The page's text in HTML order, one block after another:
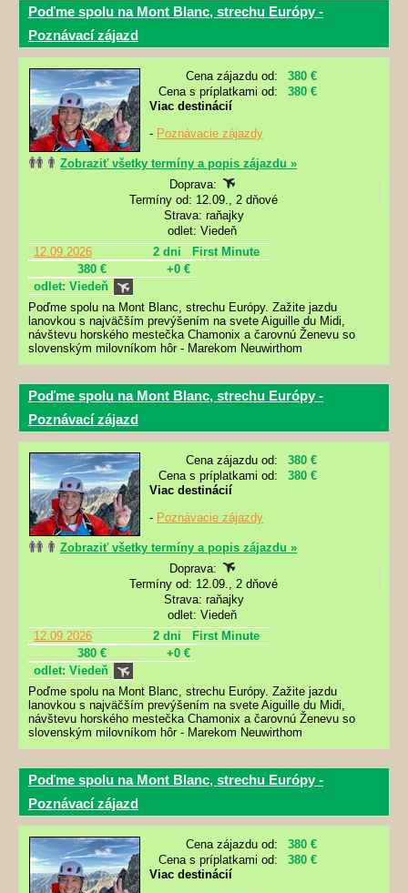
Poďme spolu na Mont Blanc, strechu Európy -
Poznávací zájazd
Cena zájazdu od:
380 €
Cena s príplatkami od:
380 €
Viac destinácií
- Poznávacie zájazdy
Zobraziť všetky termíny a popis zájazdu »
Doprava:
Termíny od: 12.09., 2 dňové
Strava: raňajky
odlet: Viedeň
12.09.2026
2 dni
First Minute
380 €
+0 €
odlet: Viedeň
Poďme spolu na Mont Blanc, strechu Európy. Zažite jazdu
lanovkou s najväčším prevýšením na svete Aiguille du Midi,
návštevu horského mestečka Chamonix a čarovnú Ženevu so
slovenským milovníkom hôr - Marekom Neuwirthom
Poďme spolu na Mont Blanc, strechu Európy -
Poznávací zájazd
Cena zájazdu od:
380 €
Cena s príplatkami od:
380 €
Viac destinácií
- Poznávacie zájazdy
Zobraziť všetky termíny a popis zájazdu »
Doprava:
Termíny od: 12.09., 2 dňové
Strava: raňajky
odlet: Viedeň
12.09.2026
2 dni
First Minute
380 €
+0 €
odlet: Viedeň
Poďme spolu na Mont Blanc, strechu Európy. Zažite jazdu
lanovkou s najväčším prevýšením na svete Aiguille du Midi,
návštevu horského mestečka Chamonix a čarovnú Ženevu so
slovenským milovníkom hôr - Marekom Neuwirthom
Poďme spolu na Mont Blanc, strechu Európy -
Poznávací zájazd
Cena zájazdu od:
380 €
Cena s príplatkami od:
380 €
Viac destinácií